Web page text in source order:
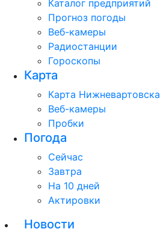
Каталог предприятий
Прогноз погоды
Веб-камеры
Радиостанции
Гороскопы
Карта
Карта Нижневартовска
Веб-камеры
Пробки
Погода
Сейчас
Завтра
На 10 дней
Актировки
Новости